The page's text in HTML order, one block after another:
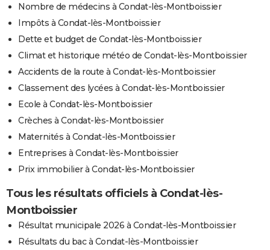
Nombre de médecins à Condat-lès-Montboissier
Impôts à Condat-lès-Montboissier
Dette et budget de Condat-lès-Montboissier
Climat et historique météo de Condat-lès-Montboissier
Accidents de la route à Condat-lès-Montboissier
Classement des lycées à Condat-lès-Montboissier
Ecole à Condat-lès-Montboissier
Crèches à Condat-lès-Montboissier
Maternités à Condat-lès-Montboissier
Entreprises à Condat-lès-Montboissier
Prix immobilier à Condat-lès-Montboissier
Tous les résultats officiels à Condat-lès-
Montboissier
Résultat municipale 2026 à Condat-lès-Montboissier
Résultats du bac à Condat-lès-Montboissier